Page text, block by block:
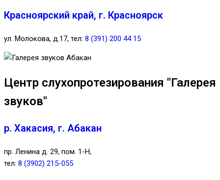
Красноярский край, г. Красноярск
ул. Молокова, д.17, тел: 8 (391) 200 44 15
Центр слухопротезирования "Галерея
звуков"
р. Хакасия, г. Абакан
пр. Ленина д. 29, пом. 1-Н,
тел: 8 (3902) 215-055